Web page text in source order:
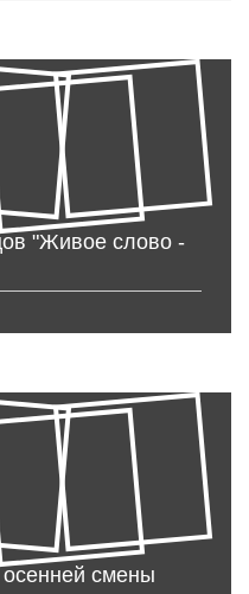
"Живое слово -
смены